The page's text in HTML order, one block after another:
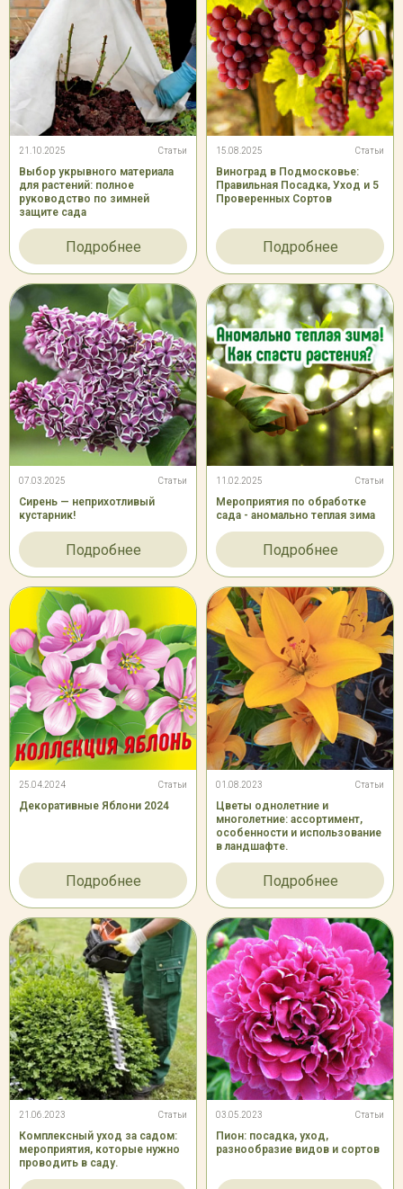
21.10.2025 Статьи
Выбор укрывного материала
для растений: полное
руководство по зимней
защите сада
Подробнее
15.08.2025 Статьи
Виноград в Подмосковье:
Правильная Посадка, Уход и 5
Проверенных Сортов
Подробнее
07.03.2025 Статьи
Сирень — неприхотливый
кустарник!
Подробнее
11.02.2025 Статьи
Мероприятия по обработке
сада - аномально теплая зима
Подробнее
25.04.2024 Статьи
Декоративные Яблони 2024
Подробнее
01.08.2023 Статьи
Цветы однолетние и
многолетние: ассортимент,
особенности и использование
в ландшафте.
Подробнее
21.06.2023 Статьи
Комплексный уход за садом:
мероприятия, которые нужно
проводить в саду.
03.05.2023 Статьи
Пион: посадка, уход,
разнообразие видов и сортов